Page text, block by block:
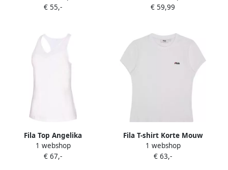
€ 55,-
€ 59,99
Fila Top Angelika
1 webshop
€ 67,-
Fila T-shirt Korte Mouw
K2246
1 webshop
€ 63,-